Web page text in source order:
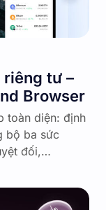
tư –
Browser
toàn diện: định
bộ ba sức
đối,…